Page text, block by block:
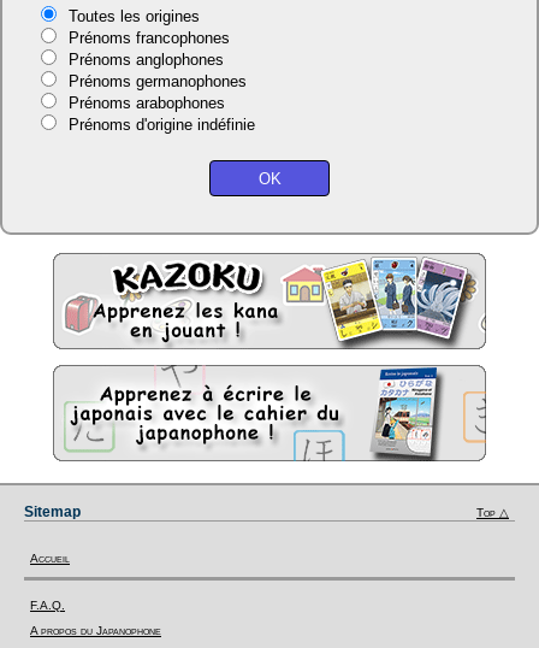
Toutes les origines
Prénoms francophones
Prénoms anglophones
Prénoms germanophones
Prénoms arabophones
Prénoms d'origine indéfinie
Sitemap Top △
Accueil
F.A.Q.
A propos du Japanophone